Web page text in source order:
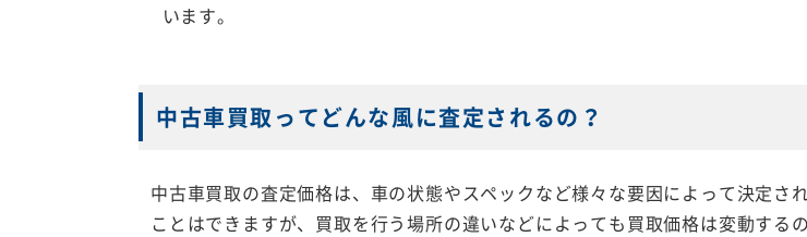
います。
中古車買取ってどんな風に査定されるの？
中古車買取の査定価格は、車の状態やスペックなど様々な要因によって決定
ことはできますが、買取を行う場所の違いなどによっても買取価格は変動す